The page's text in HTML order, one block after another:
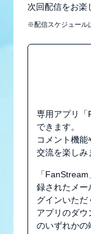
番組紹
お問い
次回配信をお楽
※配信スケジュール
専用アプリ「
できます。
コメント機
交流を楽しみ
「
録されたメー
グインいただ
アプリのダ
のいずれかの